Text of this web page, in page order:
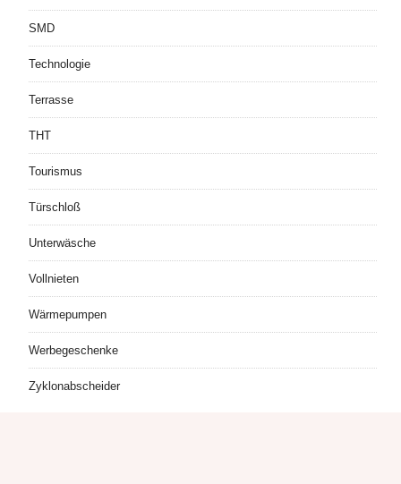
SMD
Technologie
Terrasse
THT
Tourismus
Türschloß
Unterwäsche
Vollnieten
Wärmepumpen
Werbegeschenke
Zyklonabscheider